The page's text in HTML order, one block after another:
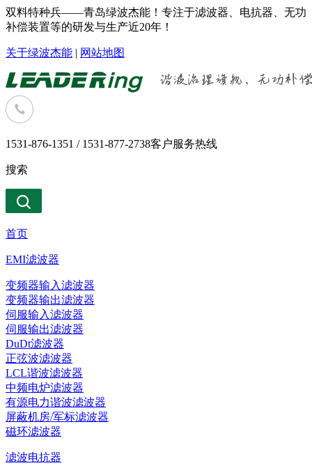
双料特种兵——青岛绿波杰能！专注于滤波器、电抗器、无功
补偿装置等的研发与生产近20年！
关于绿波杰能 | 网站地图
1531-876-1351 / 1531-877-2738客户服务热线
搜索
首页
EMI滤波器
变频器输入滤波器
变频器输出滤波器
伺服输入滤波器
伺服输出滤波器
DuDt滤波器
正弦波滤波器
LCL谐波滤波器
中频电炉滤波器
有源电力谐波滤波器
屏蔽机房/军标滤波器
磁环滤波器
滤波电抗器